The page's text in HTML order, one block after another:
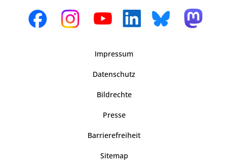
Impressum
Datenschutz
Bildrechte
Presse
Barrierefreiheit
Sitemap